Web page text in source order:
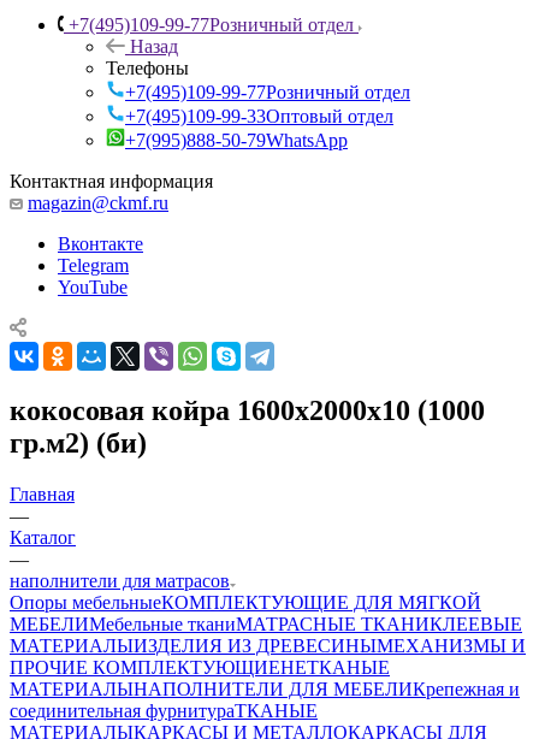
+7(495)109-99-77Розничный отдел
Назад
Телефоны
+7(495)109-99-77Розничный отдел
+7(495)109-99-33Оптовый отдел
+7(995)888-50-79WhatsApp
Контактная информация
magazin@ckmf.ru
Вконтакте
Telegram
YouTube
кокосовая койра 1600х2000х10 (1000
гр.м2) (би)
Главная
—
Каталог
—
наполнители для матрасов
Опоры мебельныеКОМПЛЕКТУЮЩИЕ ДЛЯ МЯГКОЙ
МЕБЕЛИМебельные тканиМАТРАСНЫЕ ТКАНИКЛЕЕВЫЕ
МАТЕРИАЛЫИЗДЕЛИЯ ИЗ ДРЕВЕСИНЫМЕХАНИЗМЫ И
ПРОЧИЕ КОМПЛЕКТУЮЩИЕНЕТКАНЫЕ
МАТЕРИАЛЫНАПОЛНИТЕЛИ ДЛЯ МЕБЕЛИКрепежная и
соединительная фурнитураТКАНЫЕ
МАТЕРИАЛЫКАРКАСЫ И МЕТАЛЛОКАРКАСЫ ДЛЯ